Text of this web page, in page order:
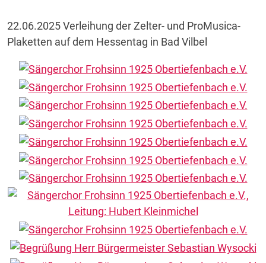
22.06.2025 Verleihung der Zelter- und ProMusica-
Plaketten auf dem Hessentag in Bad Vilbel